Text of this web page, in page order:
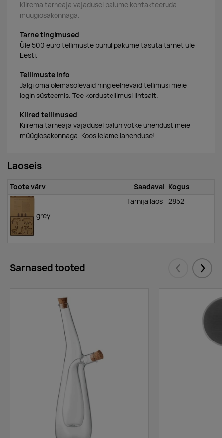
Kiirema tarneaja vajadusel palume kontakteeruda
müügiosakonnaga.
Tarne tingimused
Üle 500 euro tellimuste puhul pakume tasuta tarnet üle
Eesti.
Tellimuste info
Jälgi oma olemasolevaid ning eelnevaid tellimusi meie
login süsteemis. Tee kordustellimusi lihtsalt.
Kiired tellimused
Kiirema tarneaja vajadusel palun võtke ühendust meie
müügiosakonnaga. Koos leiame lahenduse!
Laoseis
Toote värv Saadaval Kogus
grey
Tarnija laos: 2852
Sarnased tooted Eelmised